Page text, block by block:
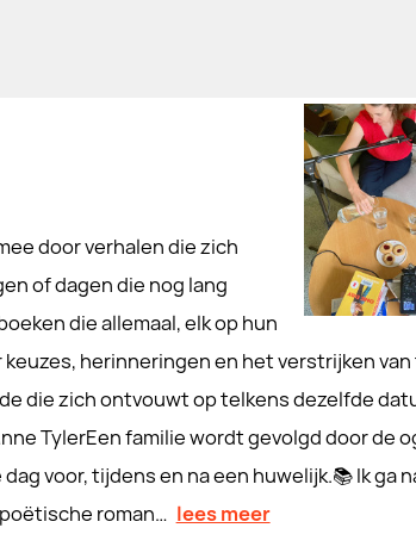
door verhalen die zich
of dagen die nog lang
die allemaal, elk op hun
herinneringen en het verstrijken van
die zich ontvouwt op telkens dezelfde
TylerEen familie wordt gevolgd door de
voor, tijdens en na een huwelijk.📚 Ik ga
roman… lees meer